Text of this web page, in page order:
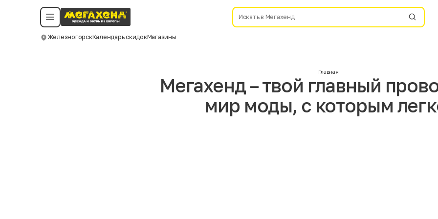
ЖелезногорскКалендарь скидокМагазины
Политика конфиденциальности
©️ Мегахенд 2026. Все права защищены.
Смотреть все даты
Главная
Мегахенд – твой главный
мир моды, с которым